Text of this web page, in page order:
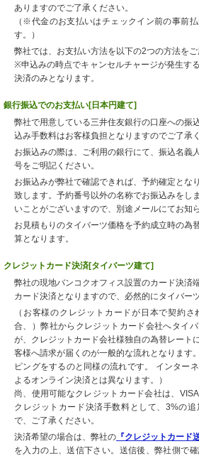
ありますのでご了承ください。
（※代金のお支払いはチェックイン前の事前
す。）
弊社では、お支払い方法を以下の2つの方法をご
※申込みの時点でキャンセルチャージが発生す
決済のみとなります。
銀行振込でのお支払い[日本円建て]
弊社で用意している三井住友銀行の口座への振
込み手数料はお客様負担となりますのでご了承
お振込みの際は、ご利用の銀行にて、振込名義
号をご明記ください。
お振込みが弊社で確認できれば、予約確定とな
致します。予約番号以外の名称でお振込みをし
いことがございますので、別途メールにてお知
お見積もりのタイバーツ価格を予約成立時の為
算となります。
クレジットカード決済[タイバーツ建て]
弊社の現地バンコクオフィス設置のカード決済
カード決済となりますので、必然的にタイバー
（お客様のクレジットカードが日本で契約
合、）弊社からクレジットカード会社へタイ
が、クレジットカード会社様独自の為替レート
客様へ請求が届くのが一般的な流れとなります
ピングをするのと同様の流れです。 インター
よるオンライン決済とは異なります。）
尚、使用可能なクレジットカード会社は、
クレジットカード決済手数料として、3%の
で、ご了承ください。
決済希望の場合は、弊社の 『クレジットカード
を入力の上、送信下さい。送信後、弊社側で